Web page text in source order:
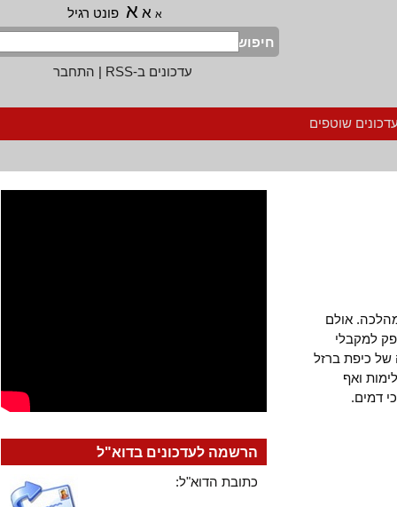
א א פונט רגיל
חיפוש
עדכונים ב-RSS
|התחבר
שוטפים
אולם
ברזל
ואף
הרשמה לעדכונים בדוא"ל
כתובת הדוא"ל: